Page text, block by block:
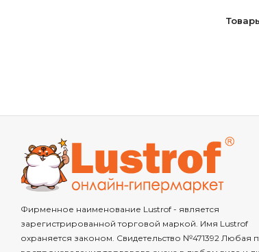
Фирменное наименование Lustrof - является
зарегистрированной торговой маркой. Имя Lustrof
охраняется законом. Свидетельство №471392 Любая